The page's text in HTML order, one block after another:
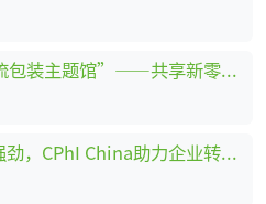
SWOP2019新增“电商物流包装主题馆”——共享新零售时代商机
中国原料药市场发展脉搏强劲，CPhI China助力企业转型创新、全面升级 ！